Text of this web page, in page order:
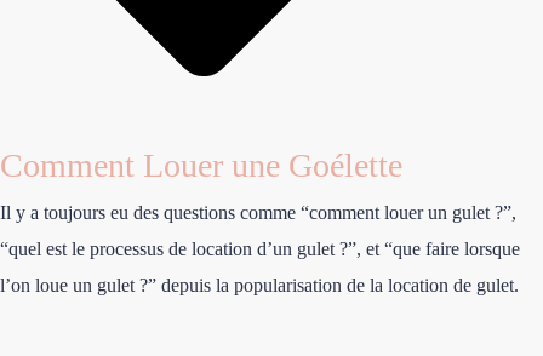
Comment Louer une Goélette
Il y a toujours eu des questions comme “comment louer un gulet ?”,
“quel est le processus de location d’un gulet ?”, et “que faire lorsque
l’on loue un gulet ?” depuis la popularisation de la location de gulet.